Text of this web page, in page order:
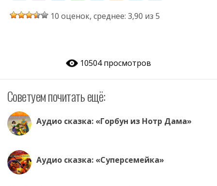
K b
er e
o
o
k
at
p
p
itt
d
n
as
s
ki
e
m
10 оценок, среднее: 3,90 из 5
10504 просмотров
Советуем почитать ещё:
Аудио сказка: «Горбун из Нотр Дама»
Аудио сказка: «Суперсемейка»